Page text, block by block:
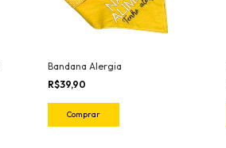
Bandana Alergia
R$39,90
Comprar